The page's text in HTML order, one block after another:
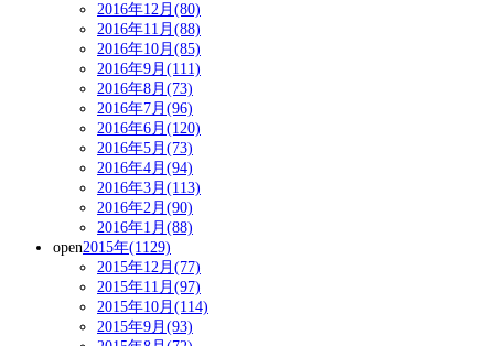
2016年12月(80)
2016年11月(88)
2016年10月(85)
2016年9月(111)
2016年8月(73)
2016年7月(96)
2016年6月(120)
2016年5月(73)
2016年4月(94)
2016年3月(113)
2016年2月(90)
2016年1月(88)
open2015年(1129)
2015年12月(77)
2015年11月(97)
2015年10月(114)
2015年9月(93)